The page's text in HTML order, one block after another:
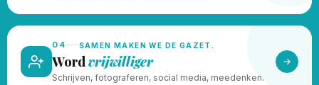
04 SAMEN MAKEN WE DE GAZET.
Wordvrijwilliger
Schrijven, fotograferen, social media, meedenken.